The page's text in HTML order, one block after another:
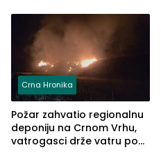
ove godine
Crna Hronika
Požar zahvatio regionalnu
deponiju na Crnom Vrhu,
vatrogasci drže vatru pod